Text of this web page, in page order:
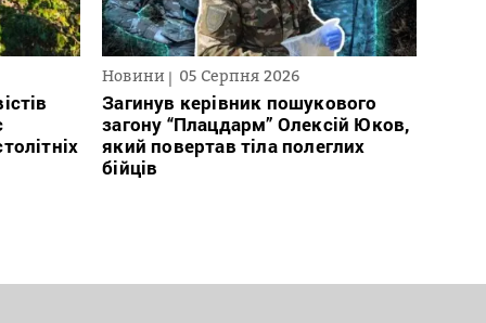
Новини 05 Серпня 2026
Загинув керівник пошукового
загону “Плацдарм” Олексій Юков,
який повертав тіла полеглих
бійців